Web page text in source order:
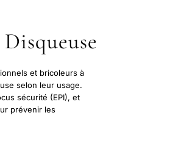
et bricoleurs à
selon leur usage.
sécurité (EPI), et
prévenir les